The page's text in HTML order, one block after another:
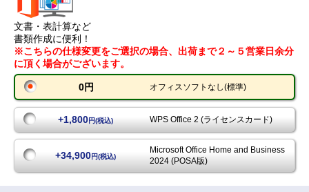
文書・表計算など
書類作成に便利！
※こちらの仕様変更をご選択の場合、出荷まで２～５営業日余分
に頂く場合がございます。
0円 オフィスソフトなし(標準)
+1,800円(税込) WPS Office 2 (ライセンスカード)
+34,900円(税込)
Microsoft Office Home and Business
2024 (POSA版)